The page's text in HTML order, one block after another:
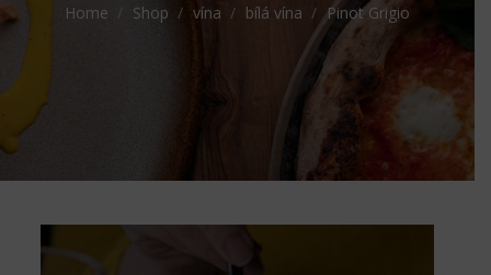
Home Shop vína bílá vína Pinot Grigio